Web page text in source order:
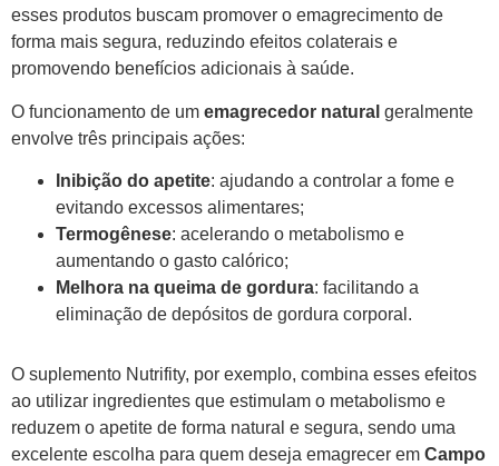
esses produtos buscam promover o emagrecimento de
forma mais segura, reduzindo efeitos colaterais e
promovendo benefícios adicionais à saúde.
O funcionamento de um emagrecedor natural geralmente
envolve três principais ações:
Inibição do apetite: ajudando a controlar a fome e
evitando excessos alimentares;
Termogênese: acelerando o metabolismo e
aumentando o gasto calórico;
Melhora na queima de gordura: facilitando a
eliminação de depósitos de gordura corporal.
O suplemento Nutrifity, por exemplo, combina esses efeitos
ao utilizar ingredientes que estimulam o metabolismo e
reduzem o apetite de forma natural e segura, sendo uma
excelente escolha para quem deseja emagrecer em Campo